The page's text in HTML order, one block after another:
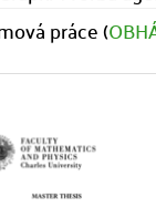
práce (